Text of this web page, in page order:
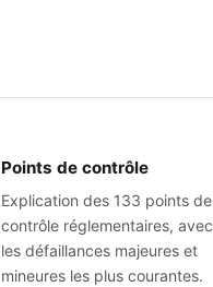
Points de contrôle
Explication des 133 points de
contrôle réglementaires, avec
les défaillances majeures et
mineures les plus courantes.